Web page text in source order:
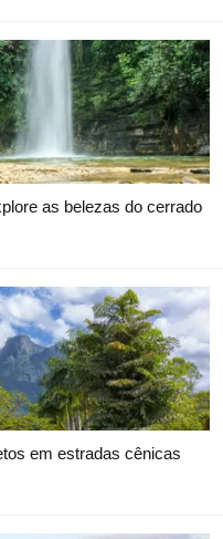
as belezas do cerrado
em estradas cênicas